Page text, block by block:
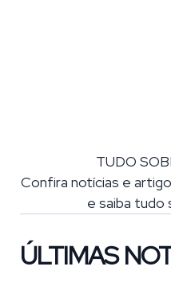
TUDO
Confira notícias e
e saiba tudo
ÚLTIMAS